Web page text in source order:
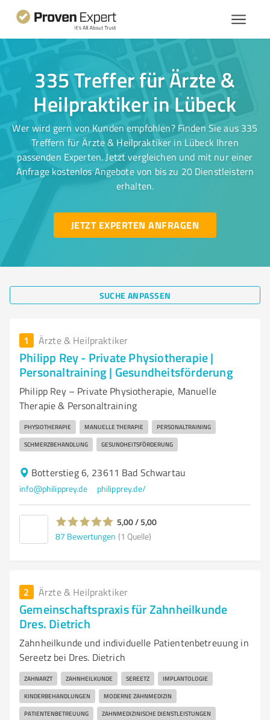
335 Treffer für Ärzte &
Heilpraktiker in Lübeck
Wer wird gern von Kunden empfohlen? Finden Sie aus 335
Treffern für Ärzte & Heilpraktiker in Lübeck Ihren
passenden Experten. Jetzt vergleichen und mit nur einer
Anfrage kostenlos Angebote von bis zu 20 Dienstleistern
erhalten.
JETZT EXPERTEN ANFRAGEN
SUCHE ANPASSEN
1 Ärzte & Heilpraktiker
Philipp Rey - Private Physiotherapie |
Personaltraining | Gesundheitsförderung
Philipp Rey – Private Physiotherapie, Manuelle
Therapie & Personaltraining
PHYSIOTHERAPIE MANUELLE THERAPIE PERSONALTRAINING
SCHMERZBEHANDLUNG GESUNDHEITSFÖRDERUNG
Botterstieg 6, 23611 Bad Schwartau
info@philipprey.de philipprey.de/
5,00 / 5,00
87 Bewertungen (1 Quelle)
2 Ärzte & Heilpraktiker
Gemeinschaftspraxis für Zahnheilkunde
Dres. Dietrich
Zahnheilkunde und individuelle Patientenbetreuung in
Sereetz bei Dres. Dietrich
ZAHNARZT ZAHNHEILKUNDE SEREETZ IMPLANTOLOGIE
KINDERBEHANDLUNGEN MODERNE ZAHNMEDIZIN
PATIENTENBETREUUNG ZAHNMEDIZINISCHE DIENSTLEISTUNGEN